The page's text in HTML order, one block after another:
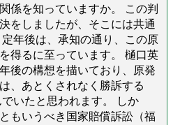
係を知っていますか。 この判
をしましたが、そこには共通
年後は、承知の通り、この原
得るに至っています。 樋口英
後の構想を描いており、原発
、あとくされなく勝訴する
でいたと思われます。 しか
もいうべき国家賠償訴訟（福